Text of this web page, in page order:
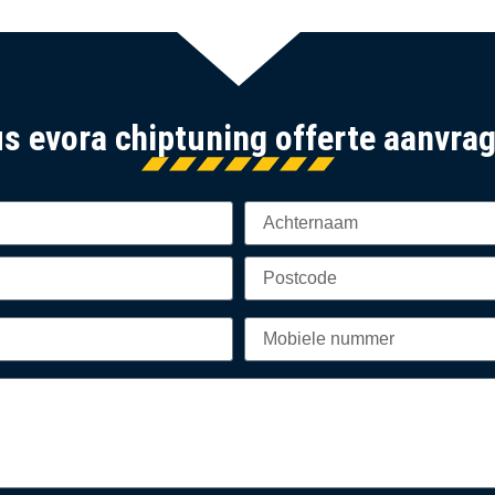
evora chiptuning offerte